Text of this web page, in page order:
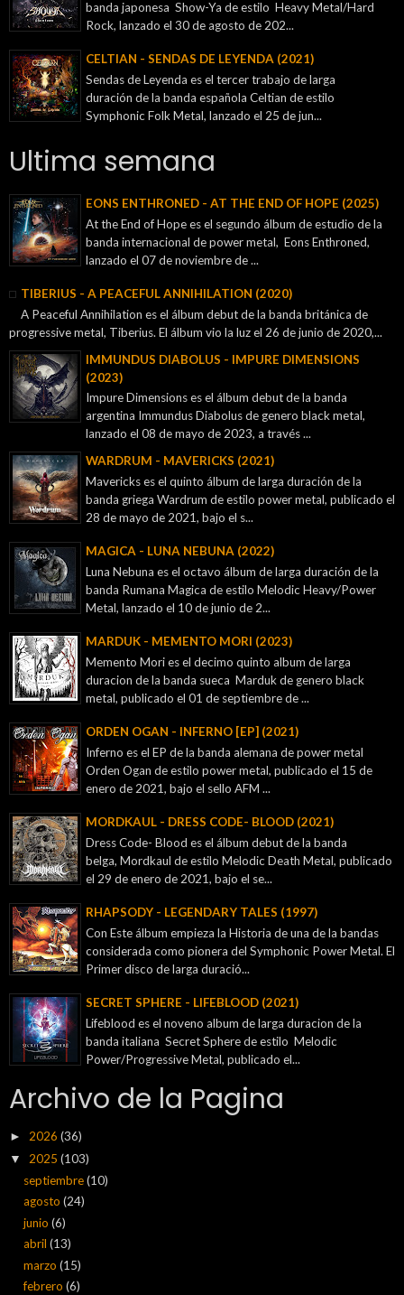
banda japonesa Show-Ya de estilo Heavy Metal/Hard
Rock, lanzado el 30 de agosto de 202...
CELTIAN - SENDAS DE LEYENDA (2021)
Sendas de Leyenda es el tercer trabajo de larga
duración de la banda española Celtian de estilo
Symphonic Folk Metal, lanzado el 25 de jun...
Ultima semana
EONS ENTHRONED - AT THE END OF HOPE (2025)
At the End of Hope es el segundo álbum de estudio de la
banda internacional de power metal, Eons Enthroned,
lanzado el 07 de noviembre de ...
TIBERIUS - A PEACEFUL ANNIHILATION (2020)
A Peaceful Annihilation es el álbum debut de la banda británica de
progressive metal, Tiberius. El álbum vio la luz el 26 de junio de 2020,...
IMMUNDUS DIABOLUS - IMPURE DIMENSIONS
(2023)
Impure Dimensions es el álbum debut de la banda
argentina Immundus Diabolus de genero black metal,
lanzado el 08 de mayo de 2023, a través ...
WARDRUM - MAVERICKS (2021)
Mavericks es el quinto álbum de larga duración de la
banda griega Wardrum de estilo power metal, publicado el
28 de mayo de 2021, bajo el s...
MAGICA - LUNA NEBUNA (2022)
Luna Nebuna es el octavo álbum de larga duración de la
banda Rumana Magica de estilo Melodic Heavy/Power
Metal, lanzado el 10 de junio de 2...
MARDUK - MEMENTO MORI (2023)
Memento Mori es el decimo quinto album de larga
duracion de la banda sueca Marduk de genero black
metal, publicado el 01 de septiembre de ...
ORDEN OGAN - INFERNO [EP] (2021)
Inferno es el EP de la banda alemana de power metal
Orden Ogan de estilo power metal, publicado el 15 de
enero de 2021, bajo el sello AFM ...
MORDKAUL - DRESS CODE- BLOOD (2021)
Dress Code- Blood es el álbum debut de la banda
belga, Mordkaul de estilo Melodic Death Metal, publicado
el 29 de enero de 2021, bajo el se...
RHAPSODY - LEGENDARY TALES (1997)
Con Este álbum empieza la Historia de una de la bandas
considerada como pionera del Symphonic Power Metal. El
Primer disco de larga duració...
SECRET SPHERE - LIFEBLOOD (2021)
Lifeblood es el noveno album de larga duracion de la
banda italiana Secret Sphere de estilo Melodic
Power/Progressive Metal, publicado el...
Archivo de la Pagina
► 2026 (36)
▼ 2025 (103)
septiembre(10)
agosto(24)
junio(6)
abril(13)
marzo(15)
febrero(6)